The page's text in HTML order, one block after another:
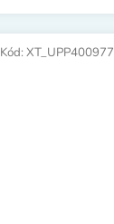
Kód: XT_UPP400977